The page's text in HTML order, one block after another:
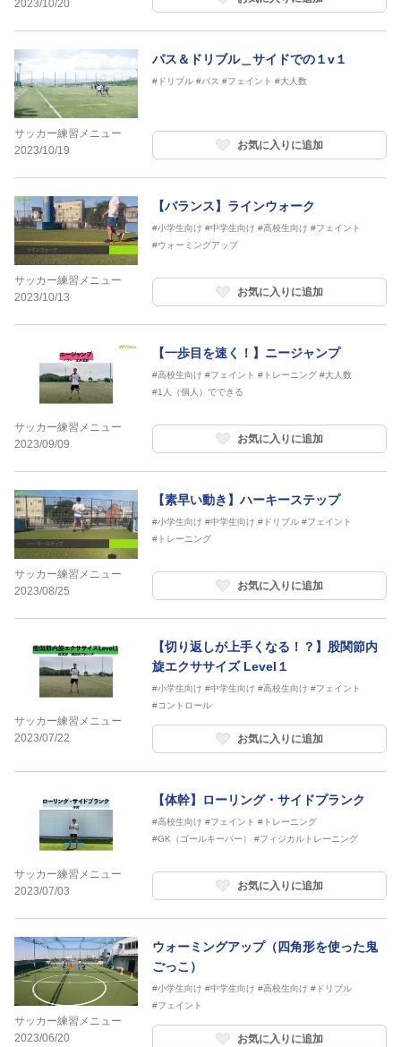
2023/10/20
サッカー練習メニュー
2023/10/19
パス＆ドリブル＿サイドでの１v１
#ドリブル #パス #フェイント #大人数
お気に入りに追加
サッカー練習メニュー
2023/10/13
【バランス】ラインウォーク
#小学生向け #中学生向け #高校生向け #フェイント
#ウォーミングアップ
お気に入りに追加
サッカー練習メニュー
2023/09/09
【一歩目を速く！】ニージャンプ
#高校生向け #フェイント #トレーニング #大人数
#1人（個人）でできる
お気に入りに追加
サッカー練習メニュー
2023/08/25
【素早い動き】ハーキーステップ
#小学生向け #中学生向け #ドリブル #フェイント
#トレーニング
お気に入りに追加
サッカー練習メニュー
2023/07/22
【切り返しが上手くなる！？】股関節内
旋エクササイズ Level１
#小学生向け #中学生向け #高校生向け #フェイント
#コントロール
お気に入りに追加
サッカー練習メニュー
2023/07/03
【体幹】ローリング・サイドプランク
#高校生向け #フェイント #トレーニング
#GK（ゴールキーパー）
#フィジカルトレーニング
お気に入りに追加
サッカー練習メニュー
2023/06/20
ウォーミングアップ（四角形を使った鬼
ごっこ）
#小学生向け #中学生向け #高校生向け #ドリブル
#フェイント
お気に入りに追加